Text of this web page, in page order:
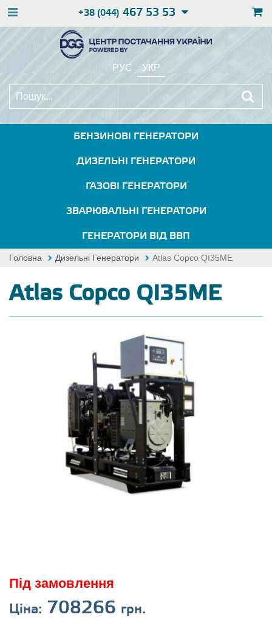
+38 (044) 467 53 53
РУС УКР
БЕНЗИНОВІ ГЕНЕРАТОРИ
ДИЗЕЛЬНІ ГЕНЕРАТОРИ
ГАЗОВІ ГЕНЕРАТОРИ
ЗВАРЮВАЛЬНІ ГЕНЕРАТОРИ
ГЕНЕРАТОРИ ВІД ВВП
Головна Дизельні Генератори Atlas Copco QI35ME
Atlas Copco QI35ME
Під замовлення
Ціна: 708266 грн.